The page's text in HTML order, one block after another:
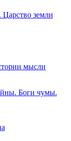
земли
мысли
Боги чумы.